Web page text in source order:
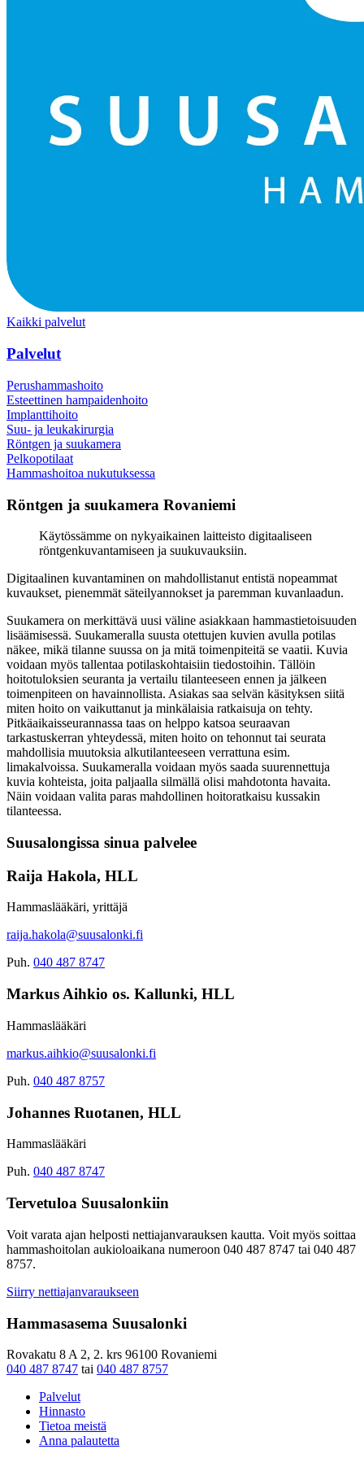
Kaikki palvelut
Palvelut
Perushammashoito
Esteettinen hampaidenhoito
Implanttihoito
Suu- ja leukakirurgia
Röntgen ja suukamera
Pelkopotilaat
Hammashoitoa nukutuksessa
Röntgen ja suukamera Rovaniemi
Käytössämme on nykyaikainen laitteisto digitaaliseen
röntgenkuvantamiseen ja suukuvauksiin.
Digitaalinen kuvantaminen on mahdollistanut entistä nopeammat
kuvaukset, pienemmät säteilyannokset ja paremman kuvanlaadun.
Suukamera on merkittävä uusi väline asiakkaan hammastietoisuuden
lisäämisessä. Suukameralla suusta otettujen kuvien avulla potilas
näkee, mikä tilanne suussa on ja mitä toimenpiteitä se vaatii. Kuvia
voidaan myös tallentaa potilaskohtaisiin tiedostoihin. Tällöin
hoitotuloksien seuranta ja vertailu tilanteeseen ennen ja jälkeen
toimenpiteen on havainnollista. Asiakas saa selvän käsityksen siitä
miten hoito on vaikuttanut ja minkälaisia ratkaisuja on tehty.
Pitkäaikaisseurannassa taas on helppo katsoa seuraavan
tarkastuskerran yhteydessä, miten hoito on tehonnut tai seurata
mahdollisia muutoksia alkutilanteeseen verrattuna esim.
limakalvoissa. Suukameralla voidaan myös saada suurennettuja
kuvia kohteista, joita paljaalla silmällä olisi mahdotonta havaita.
Näin voidaan valita paras mahdollinen hoitoratkaisu kussakin
tilanteessa.
Suusalongissa sinua palvelee
Raija Hakola, HLL
Hammaslääkäri, yrittäjä
raija.hakola@suusalonki.fi
Puh. 040 487 8747
Markus Aihkio os. Kallunki, HLL
Hammaslääkäri
markus.aihkio@suusalonki.fi
Puh. 040 487 8757
Johannes Ruotanen, HLL
Hammaslääkäri
Puh. 040 487 8747
Tervetuloa Suusalonkiin
Voit varata ajan helposti nettiajanvarauksen kautta. Voit myös soittaa
hammashoitolan aukioloaikana numeroon 040 487 8747 tai 040 487
8757.
Siirry nettiajanvaraukseen
Hammasasema Suusalonki
Rovakatu 8 A 2, 2. krs 96100 Rovaniemi
040 487 8747 tai 040 487 8757
Palvelut
Hinnasto
Tietoa meistä
Anna palautetta